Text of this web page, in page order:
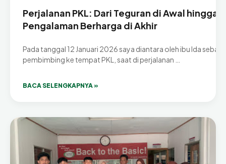
Perjalanan PKL: Dari Teguran di Awal hingga
Pengalaman Berharga di Akhir
Pada tanggal 12 Januari 2026 saya diantara oleh ibu Ida
pembimbing ke tempat PKL, saat di perjalanan …
BACA SELENGKAPNYA »